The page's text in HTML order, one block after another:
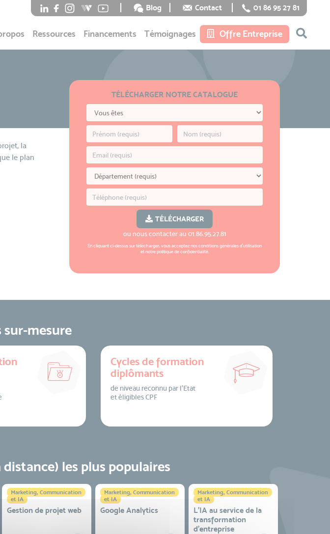
Blog Contact 01 86 95 27 81
Ressources Financements Témoignages Offre Entreprise
TÉLÉCHARGER NOTRE CATALOGUE
TÉLÉCHARGER
ou nous contacter au 01.86.95.27.81
En cliquant ci-dessus sur télécharger, vous acceptez nosconditions générales d'utilisation
et notrepolitique de confidentialité.
la
le plan
sur-mesure
Cycles de formation
diplômants
de niveau reconnu par l’Etat
et éligibles CPF
les plus populaires
Marketing, Communication
et IA
Gestion de projet web
Marketing, Communication
et IA
Google Analytics
Marketing, Communication
et IA
L'IA au service de la
transformation
d'entreprise